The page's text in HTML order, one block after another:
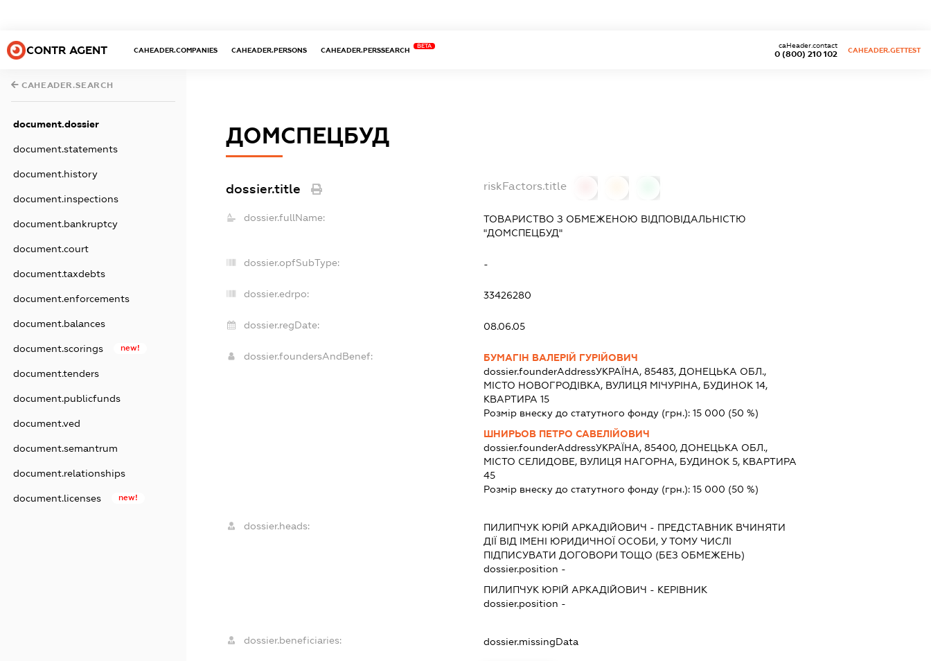
CONTR AGENT CAHEADER.COMPANIES CAHEADER.PERSONS CAHEADER.PERSSEARCH
BETA
0 (800) 210 102
caHeader.contact
CAHEADER.GETTEST
CAHEADER.SEARCH
document.dossier
document.statements
document.history
document.inspections
document.bankruptcy
document.court
document.taxdebts
document.enforcements
document.balances
document.scorings new!
document.tenders
document.publicfunds
document.ved
document.semantrum
document.relationships
document.licenses new!
ДОМСПЕЦБУД
dossier.title riskFactors.title
dossier.fullName:
ТОВАРИСТВО З ОБМЕЖЕНОЮ ВІДПОВІДАЛЬНІСТЮ
"ДОМСПЕЦБУД"
dossier.opfSubType: -
dossier.edrpo: 33426280
dossier.regDate: 08.06.05
dossier.foundersAndBenef:
БУМАГІН ВАЛЕРІЙ ГУРІЙОВИЧ
dossier.founderAddressУКРАЇНА, 85483, ДОНЕЦЬКА ОБЛ.,
МІСТО НОВОГРОДІВКА, ВУЛИЦЯ МІЧУРІНА, БУДИНОК 14,
КВАРТИРА 15
Розмір внеску до статутного фонду (грн.): 15 000 (50 %)
ШНИРЬОВ ПЕТРО САВЕЛІЙОВИЧ
dossier.founderAddressУКРАЇНА, 85400, ДОНЕЦЬКА ОБЛ.,
МІСТО СЕЛИДОВЕ, ВУЛИЦЯ НАГОРНА, БУДИНОК 5, КВАРТИРА
45
Розмір внеску до статутного фонду (грн.): 15 000 (50 %)
dossier.heads: ПИЛИПЧУК ЮРІЙ АРКАДІЙОВИЧ - ПРЕДСТАВНИК ВЧИНЯТИ
ДІЇ ВІД ІМЕНІ ЮРИДИЧНОЇ ОСОБИ, У ТОМУ ЧИСЛІ
ПІДПИСУВАТИ ДОГОВОРИ ТОЩО (БЕЗ ОБМЕЖЕНЬ)
dossier.position -
ПИЛИПЧУК ЮРІЙ АРКАДІЙОВИЧ - КЕРІВНИК
dossier.position -
dossier.beneficiaries: dossier.missingData